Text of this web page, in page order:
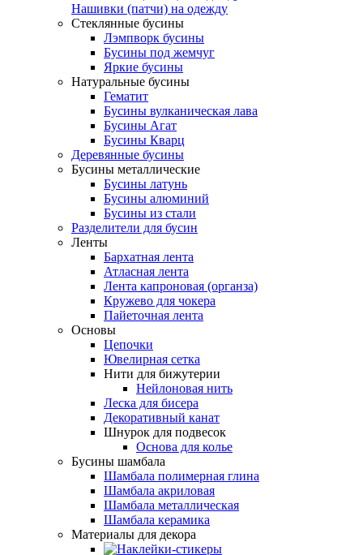
Нашивки (патчи) на одежду
Стеклянные бусины
Лэмпворк бусины
Бусины под жемчуг
Яркие бусины
Натуральные бусины
Гематит
Бусины вулканическая лава
Бусины Агат
Бусины Кварц
Деревянные бусины
Бусины металлические
Бусины латунь
Бусины алюминий
Бусины из стали
Разделители для бусин
Ленты
Бархатная лента
Атласная лента
Лента капроновая (органза)
Кружево для чокера
Пайеточная лента
Основы
Цепочки
Ювелирная сетка
Нити для бижутерии
Нейлоновая нить
Леска для бисера
Декоративный канат
Шнурок для подвесок
Основа для колье
Бусины шамбала
Шамбала полимерная глина
Шамбала акриловая
Шамбала металлическая
Шамбала керамика
Материалы для декора